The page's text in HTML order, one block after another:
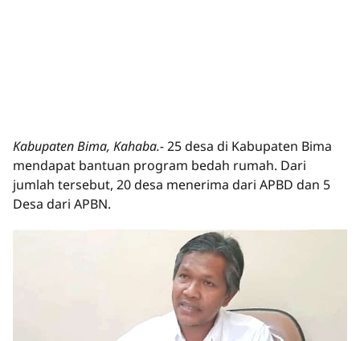
Kabupaten Bima, Kahaba.-25 desa di Kabupaten Bima
mendapat bantuan program bedah rumah. Dari
jumlah tersebut, 20 desa menerima dari APBD dan 5
Desa dari APBN.